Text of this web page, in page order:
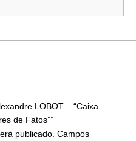
LOBOT – “Caixa
de Fatos””
publicado. Campos